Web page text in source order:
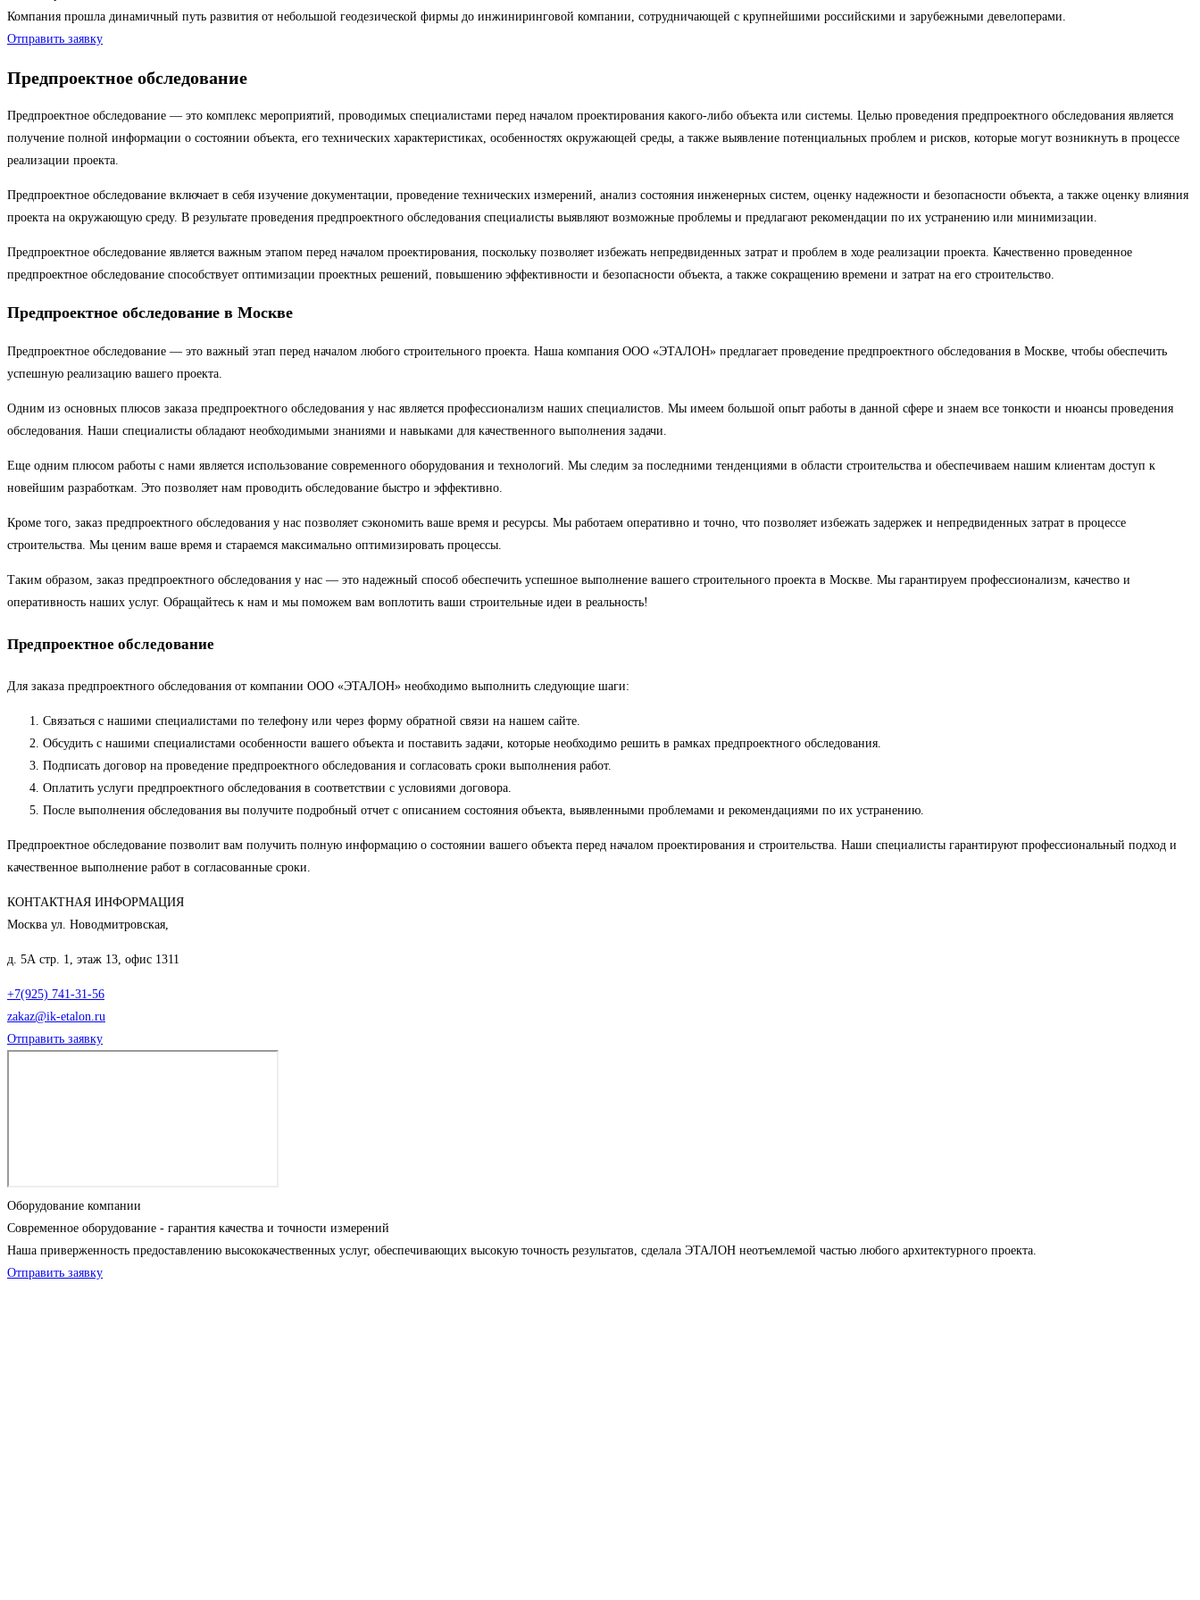
Компания прошла динамичный путь развития от небольшой геодезической фирмы до инжиниринговой компании, сотрудничающей с крупнейшими российскими и зарубежными девелоперами.
Отправить заявку
Предпроектное обследование
Предпроектное обследование — это комплекс мероприятий, проводимых специалистами перед началом проектирования какого-либо объекта или системы. Целью проведения предпроектного обследования является
получение полной информации о состоянии объекта, его технических характеристиках, особенностях окружающей среды, а также выявление потенциальных проблем и рисков, которые могут возникнуть в процессе
реализации проекта.
Предпроектное обследование включает в себя изучение документации, проведение технических измерений, анализ состояния инженерных систем, оценку надежности и безопасности объекта, а также оценку влияния
проекта на окружающую среду. В результате проведения предпроектного обследования специалисты выявляют возможные проблемы и предлагают рекомендации по их устранению или минимизации.
Предпроектное обследование является важным этапом перед началом проектирования, поскольку позволяет избежать непредвиденных затрат и проблем в ходе реализации проекта. Качественно проведенное
предпроектное обследование способствует оптимизации проектных решений, повышению эффективности и безопасности объекта, а также сокращению времени и затрат на его строительство.
Предпроектное обследование в Москве
Предпроектное обследование — это важный этап перед началом любого строительного проекта. Наша компания ООО «ЭТАЛОН» предлагает проведение предпроектного обследования в Москве, чтобы обеспечить
успешную реализацию вашего проекта.
Одним из основных плюсов заказа предпроектного обследования у нас является профессионализм наших специалистов. Мы имеем большой опыт работы в данной сфере и знаем все тонкости и нюансы проведения
обследования. Наши специалисты обладают необходимыми знаниями и навыками для качественного выполнения задачи.
Еще одним плюсом работы с нами является использование современного оборудования и технологий. Мы следим за последними тенденциями в области строительства и обеспечиваем нашим клиентам доступ к
новейшим разработкам. Это позволяет нам проводить обследование быстро и эффективно.
Кроме того, заказ предпроектного обследования у нас позволяет сэкономить ваше время и ресурсы. Мы работаем оперативно и точно, что позволяет избежать задержек и непредвиденных затрат в процессе
строительства. Мы ценим ваше время и стараемся максимально оптимизировать процессы.
Таким образом, заказ предпроектного обследования у нас — это надежный способ обеспечить успешное выполнение вашего строительного проекта в Москве. Мы гарантируем профессионализм, качество и
оперативность наших услуг. Обращайтесь к нам и мы поможем вам воплотить ваши строительные идеи в реальность!
Предпроектное обследование
Для заказа предпроектного обследования от компании ООО «ЭТАЛОН» необходимо выполнить следующие шаги:
Связаться с нашими специалистами по телефону или через форму обратной связи на нашем сайте.
Обсудить с нашими специалистами особенности вашего объекта и поставить задачи, которые необходимо решить в рамках предпроектного обследования.
Подписать договор на проведение предпроектного обследования и согласовать сроки выполнения работ.
Оплатить услуги предпроектного обследования в соответствии с условиями договора.
После выполнения обследования вы получите подробный отчет с описанием состояния объекта, выявленными проблемами и рекомендациями по их устранению.
Предпроектное обследование позволит вам получить полную информацию о состоянии вашего объекта перед началом проектирования и строительства. Наши специалисты гарантируют профессиональный подход и
качественное выполнение работ в согласованные сроки.
КОНТАКТНАЯ ИНФОРМАЦИЯ
Москва ул. Новодмитровская,
д. 5А стр. 1, этаж 13, офис 1311
+7(925) 741-31-56
zakaz@ik-etalon.ru
Отправить заявку
Оборудование компании
Современное оборудование - гарантия качества и точности измерений
Наша приверженность предоставлению высококачественных услуг, обеспечивающих высокую точность результатов, сделала ЭТАЛОН неотъемлемой частью любого архитектурного проекта.
Отправить заявку